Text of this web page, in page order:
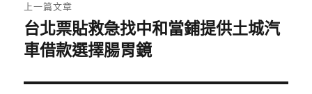
章
導
覽
上一篇文章
上
一
文
台北票貼救急找中和當鋪提供土城汽
車借款選擇腸胃鏡